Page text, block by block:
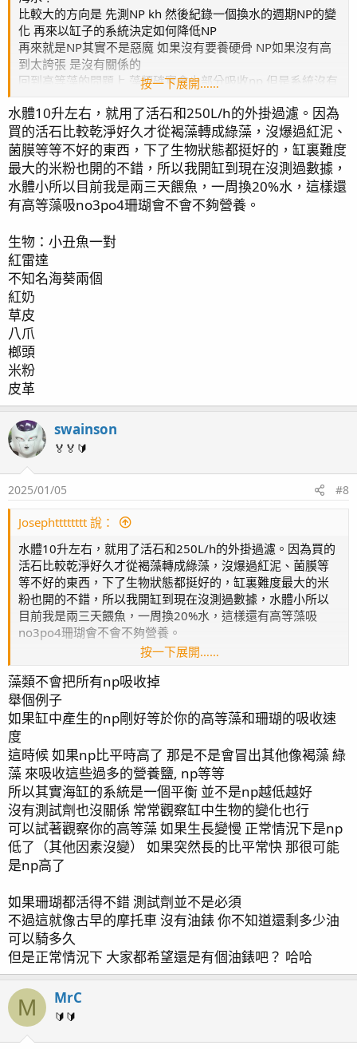
比較大的方向是 先測NP kh 然後紀錄一個換水的週期NP的變
化 再來以缸子的系統決定如何降低NP
再來就是NP其實不是惡魔 如果沒有要養硬骨 NP如果沒有高
到太誇張 是沒有關係的
回到高等藻的問題上 藻類確實會少部分吸收np 但是系統沒有
換句話說 珊瑚也會以np為食 多養珊瑚 例如鈕扣等等 小降np
效益是跟高等藻差不多的
高等藻比較麻煩的點是我們很難控制它生長的速度 有時快 有
時慢 還有一夜全部白化的風險
畢竟小缸子設備不足很難做到溫度 水質 燈光等等的恆定
但是如果喜歡高等藻在魚缸中飄逸或增色 只要有時間能定期
修剪 都不會是大問題
按一下展開……
水體10升左右，就用了活石和250L/h的外掛過濾。因為
買的活石比較乾淨好久才從褐藻轉成綠藻，沒爆過紅泥、
菌膜等等不好的東西，下了生物狀態都挺好的，缸裏難度
最大的米粉也開的不錯，所以我開缸到現在沒測過數據，
水體小所以目前我是兩三天餵魚，一周換20%水，這樣還
有高等藻吸no3po4珊瑚會不會不夠營養。
生物：小丑魚一對
紅雷達
不知名海葵兩個
紅奶
草皮
八爪
榔頭
米粉
皮革
swainson
🏅🏅🔰
2025/01/05 #8
Josephtttttttt 說：
水體10升左右，就用了活石和250L/h的外掛過濾。因為買的
活石比較乾淨好久才從褐藻轉成綠藻，沒爆過紅泥、菌膜等
等不好的東西，下了生物狀態都挺好的，缸裏難度最大的米
粉也開的不錯，所以我開缸到現在沒測過數據，水體小所以
目前我是兩三天餵魚，一周換20%水，這樣還有高等藻吸
no3po4珊瑚會不會不夠營養。
紅雷達
不知名海葵兩個
紅奶
草皮
八爪
榔頭
米粉
皮革
按一下展開……
藻類不會把所有np吸收掉
舉個例子
如果缸中產生的np剛好等於你的高等藻和珊瑚的吸收速
度
這時候 如果np比平時高了 那是不是會冒出其他像褐藻 綠
藻 來吸收這些過多的營養鹽, np等等
所以其實海缸的系統是一個平衡 並不是np越低越好
沒有測試劑也沒關係 常常觀察缸中生物的變化也行
可以試著觀察你的高等藻 如果生長變慢 正常情況下是np
低了（其他因素沒變） 如果突然長的比平常快 那很可能
是np高了
如果珊瑚都活得不錯 測試劑並不是必須
不過這就像古早的摩托車 沒有油錶 你不知道還剩多少油
可以騎多久
但是正常情況下 大家都希望還是有個油錶吧？ 哈哈
M MrC
🔰🔰